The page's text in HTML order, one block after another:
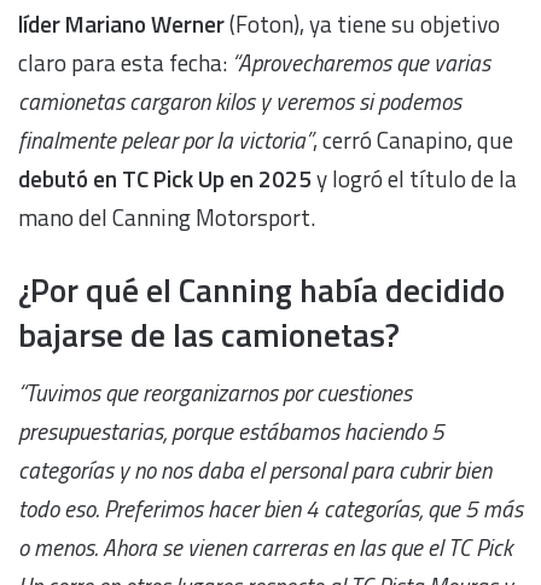
líder Mariano Werner(Foton), ya tiene su objetivo
claro para esta fecha: “Aprovecharemos que varias
camionetas cargaron kilos y veremos si podemos
finalmente pelear por la victoria”, cerró Canapino, que
debutó en TC Pick Up en 2025y logró el título de la
mano del Canning Motorsport.
¿Por qué el Canning había decidido
bajarse de las camionetas?
“Tuvimos que reorganizarnos por cuestiones
presupuestarias, porque estábamos haciendo 5
categorías y no nos daba el personal para cubrir bien
todo eso. Preferimos hacer bien 4 categorías, que 5 más
o menos. Ahora se vienen carreras en las que el TC Pick